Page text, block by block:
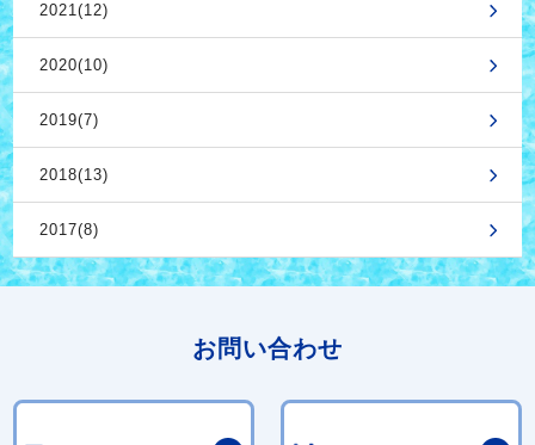
2021(12)
2020(10)
2019(7)
2018(13)
2017(8)
お問い合わせ